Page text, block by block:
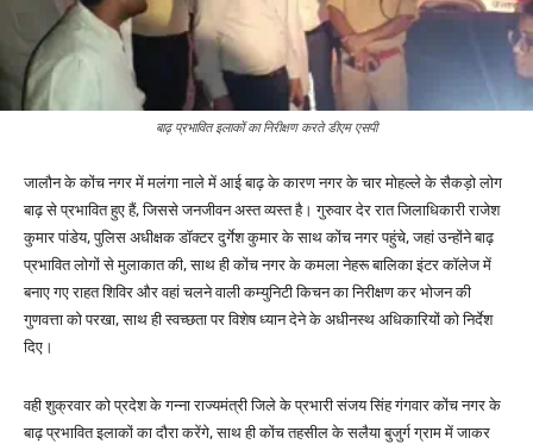
बाढ़ प्रभावित इलाकों का निरीक्षण करते डीएम एसपी
जालौन के कोंच नगर में मलंगा नाले में आई बाढ़ के कारण नगर के चार मोहल्ले के सैकड़ो लोग
बाढ़ से प्रभावित हुए हैं, जिससे जनजीवन अस्त व्यस्त है। गुरुवार देर रात जिलाधिकारी राजेश
कुमार पांडेय, पुलिस अधीक्षक डॉक्टर दुर्गेश कुमार के साथ कोंच नगर पहुंचे, जहां उन्होंने बाढ़
प्रभावित लोगों से मुलाकात की, साथ ही कोंच नगर के कमला नेहरू बालिका इंटर कॉलेज में
बनाए गए राहत शिविर और वहां चलने वाली कम्युनिटी किचन का निरीक्षण कर भोजन की
गुणवत्ता को परखा, साथ ही स्वच्छता पर विशेष ध्यान देने के अधीनस्थ अधिकारियों को निर्देश
दिए।
वही शुक्रवार को प्रदेश के गन्ना राज्यमंत्री जिले के प्रभारी संजय सिंह गंगवार कोंच नगर के
बाढ़ प्रभावित इलाकों का दौरा करेंगे, साथ ही कोंच तहसील के सलैया बुजुर्ग ग्राम में जाकर